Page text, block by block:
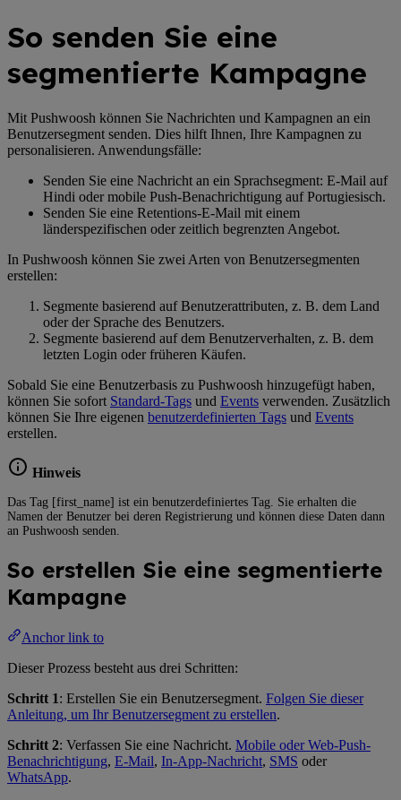
So senden Sie eine
segmentierte Kampagne
Mit Pushwoosh können Sie Nachrichten und Kampagnen an ein
Benutzersegment senden. Dies hilft Ihnen, Ihre Kampagnen zu
personalisieren. Anwendungsfälle:
Senden Sie eine Nachricht an ein Sprachsegment: E-Mail auf
Hindi oder mobile Push-Benachrichtigung auf Portugiesisch.
Senden Sie eine Retentions-E-Mail mit einem
länderspezifischen oder zeitlich begrenzten Angebot.
In Pushwoosh können Sie zwei Arten von Benutzersegmenten
erstellen:
Segmente basierend auf Benutzerattributen, z. B. dem Land
oder der Sprache des Benutzers.
Segmente basierend auf dem Benutzerverhalten, z. B. dem
letzten Login oder früheren Käufen.
Sobald Sie eine Benutzerbasis zu Pushwoosh hinzugefügt haben,
können Sie sofort Standard-Tags und Events verwenden. Zusätzlich
können Sie Ihre eigenen benutzerdefinierten Tags und Events
erstellen.
Hinweis
Das Tag [first_name] ist ein benutzerdefiniertes Tag. Sie erhalten die
Namen der Benutzer bei deren Registrierung und können diese Daten dann
an Pushwoosh senden.
So erstellen Sie eine segmentierte
Kampagne
Anchor link to
Dieser Prozess besteht aus drei Schritten:
Schritt 1: Erstellen Sie ein Benutzersegment. Folgen Sie dieser
Anleitung, um Ihr Benutzersegment zu erstellen.
Schritt 2: Verfassen Sie eine Nachricht. Mobile oder Web-Push-
Benachrichtigung, E-Mail, In-App-Nachricht, SMS oder
WhatsApp.